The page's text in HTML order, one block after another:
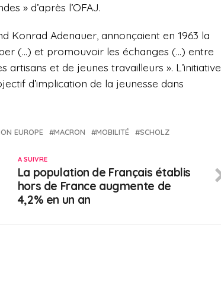
» d’après l’OFAJ.
Konrad Adenauer, annonçaient en 1963 la
(…) et promouvoir les échanges (…) entre
artisans et de jeunes travailleurs ». L’initiative
d’implication de la jeunesse dans
EUROPE MACRON MOBILITÉ SCHOLZ
A SUIVRE
La population de Français établis
hors de France augmente de
4,2% en un an